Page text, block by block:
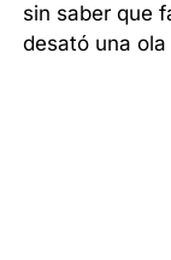
sin saber que
desató una